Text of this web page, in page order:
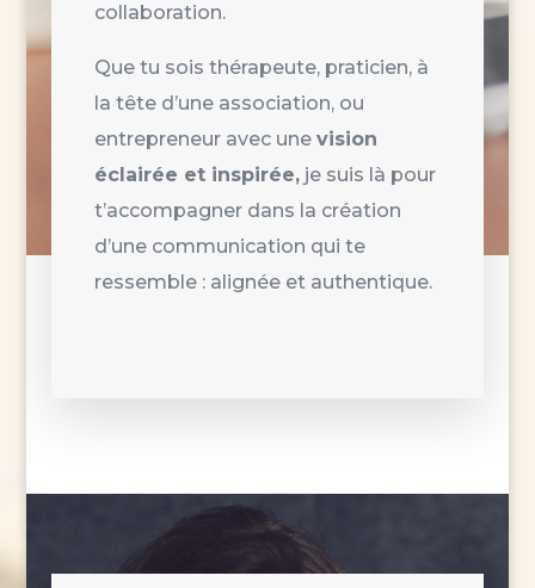
collaboration.​
Que tu sois thérapeute, praticien, à
la tête d’une association, ou
entrepreneur avec une vision
éclairée et inspirée,je suis là pour
t’accompagner dans la création
d’une communication qui te
ressemble : alignée et authentique.